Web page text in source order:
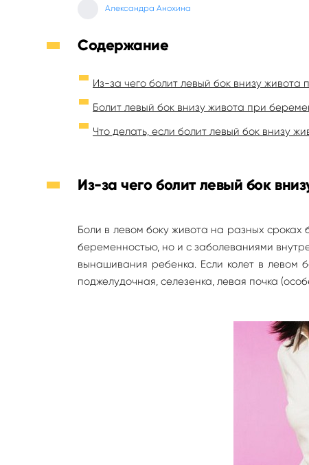
Александра Анохина
Содержание
Из-за чего болит левый бок внизу живота
Болит левый бок внизу живота при
Что делать, если болит левый бок внизу
Из-за чего болит левый бок
Боли в левом боку живота на разных
беременностью, но и с заболеваниями
вынашивания ребенка. Если колет в левом
поджелудочная, селезенка, левая почка